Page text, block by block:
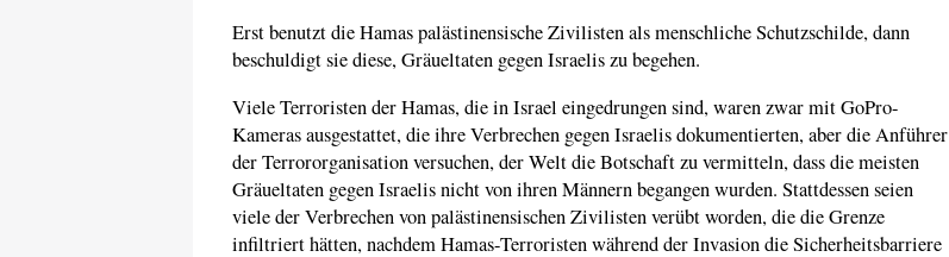
Erst benutzt die Hamas palästinensische Zivilisten als menschliche Schutzschilde, dann
beschuldigt sie diese, Gräueltaten gegen Israelis zu begehen.
Viele Terroristen der Hamas, die in Israel eingedrungen sind, waren zwar mit GoPro-
Kameras ausgestattet, die ihre Verbrechen gegen Israelis dokumentierten, aber die Anführer
der Terrororganisation versuchen, der Welt die Botschaft zu vermitteln, dass die meisten
Gräueltaten gegen Israelis nicht von ihren Männern begangen wurden. Stattdessen seien
viele der Verbrechen von palästinensischen Zivilisten verübt worden, die die Grenze
infiltriert hätten, nachdem Hamas-Terroristen während der Invasion die Sicherheitsbarriere